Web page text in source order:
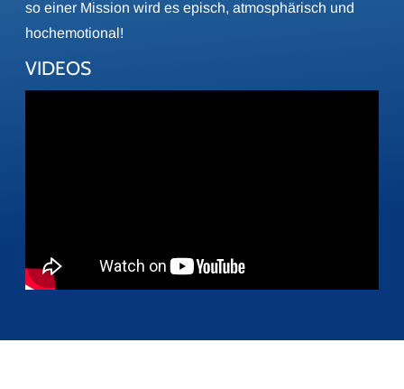
so einer Mission wird es episch, atmosphärisch und
hochemotional!
VIDEOS